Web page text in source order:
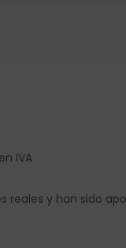
IVA
reales y han sido